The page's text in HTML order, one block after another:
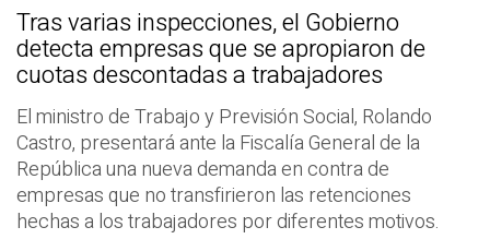
Tras varias inspecciones, el Gobierno
detecta empresas que se apropiaron de
cuotas descontadas a trabajadores
El ministro de Trabajo y Previsión Social, Rolando
Castro, presentará ante la Fiscalía General de la
República una nueva demanda en contra de
empresas que no transfirieron las retenciones
hechas a los trabajadores por diferentes motivos.